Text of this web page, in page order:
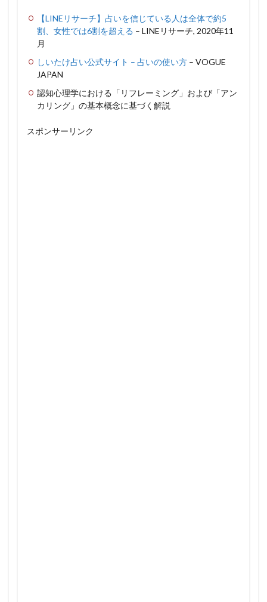
【LINEリサーチ】占いを信じている人は全体で約5
割、女性では6割を超える – LINEリサーチ, 2020年11
月
しいたけ占い公式サイト – 占いの使い方 – VOGUE
JAPAN
認知心理学における「リフレーミング」および「アン
カリング」の基本概念に基づく解説
スポンサーリンク